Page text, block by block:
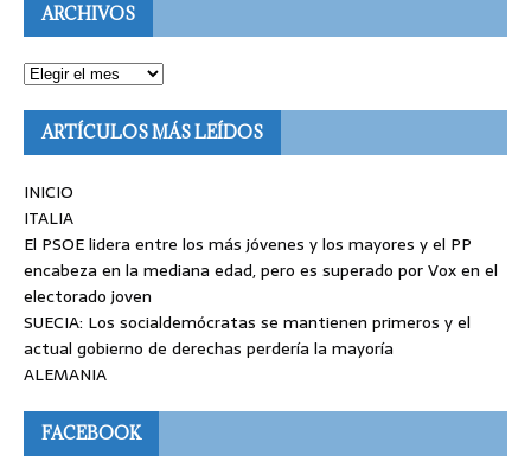
ARCHIVOS
ARTÍCULOS MÁS LEÍDOS
INICIO
ITALIA
El PSOE lidera entre los más jóvenes y los mayores y el PP
encabeza en la mediana edad, pero es superado por Vox en el
electorado joven
SUECIA: Los socialdemócratas se mantienen primeros y el
actual gobierno de derechas perdería la mayoría
ALEMANIA
FACEBOOK